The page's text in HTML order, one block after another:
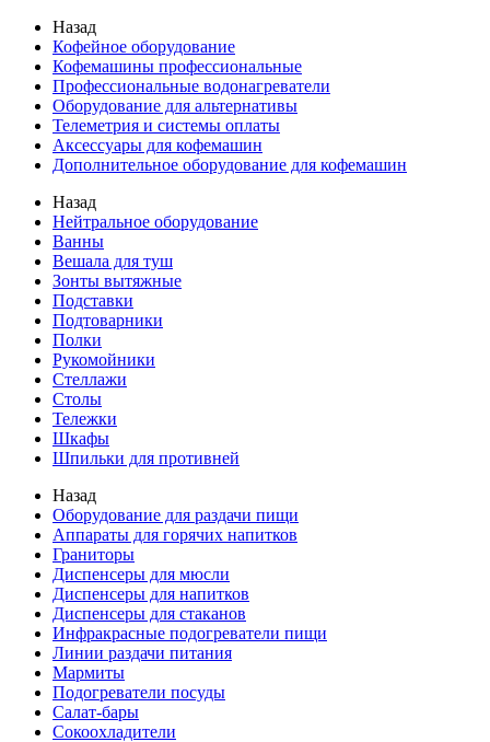
Назад
Кофейное оборудование
Кофемашины профессиональные
Профессиональные водонагреватели
Оборудование для альтернативы
Телеметрия и системы оплаты
Аксессуары для кофемашин
Дополнительное оборудование для кофемашин
Назад
Нейтральное оборудование
Ванны
Вешала для туш
Зонты вытяжные
Подставки
Подтоварники
Полки
Рукомойники
Стеллажи
Столы
Тележки
Шкафы
Шпильки для противней
Назад
Оборудование для раздачи пищи
Аппараты для горячих напитков
Граниторы
Диспенсеры для мюсли
Диспенсеры для напитков
Диспенсеры для стаканов
Инфракрасные подогреватели пищи
Линии раздачи питания
Мармиты
Подогреватели посуды
Салат-бары
Сокоохладители